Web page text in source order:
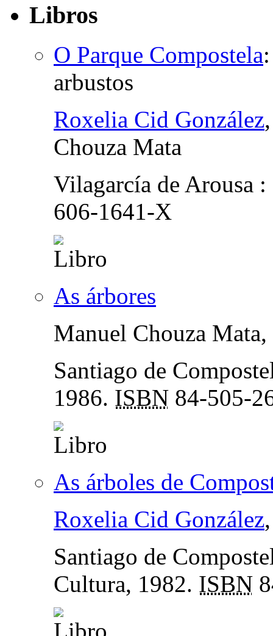
Libros
O Parque Compostela
arbustos
Roxelia Cid González
Chouza Mata
Vilagarcía de Arousa
606-1641-X
As árbores
Manuel Chouza Mata,
Santiago de
1986. ISBN 84-505-
As árboles de
Roxelia Cid González
Santiago de
Cultura, 1982. ISBN